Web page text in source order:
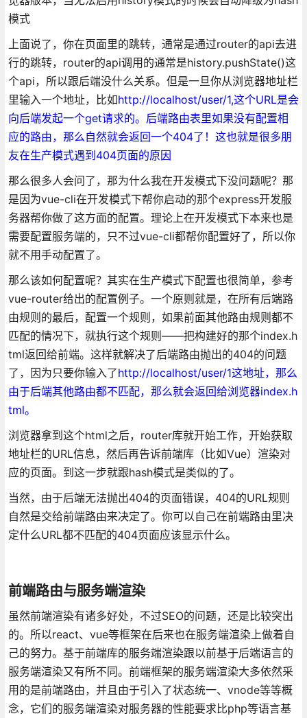
模式
上面说了，你在页面里的跳转，通常是通过router的api去进
行的跳转，router的api调用的通常是history.pushState()这
个api，所以跟后端没什么关系。但是一旦你从浏览器地址栏
里输入一个地址，比如http://localhost/user/1,这个URL是会
向后端发起一个get请求的。后端路由表里如果没有配置相
应的路由，那么自然就会返回一个404了！这也就是很多朋
友在生产模式遇到404页面的原因
那么很多人会问了，那为什么我在开发模式下没问题呢？那
是因为vue-cli在开发模式下帮你启动的那个express开发服
务器帮你做了这方面的配置。理论上在开发模式下本来也是
需要配置服务端的，只不过vue-cli都帮你配置好了，所以你
就不用手动配置了。
那么该如何配置呢？其实在生产模式下配置也很简单，参考
vue-router给出的配置例子。一个原则就是，在所有后端路
由规则的最后，配置一个规则，如果前面其他路由规则都不
匹配的情况下，就执行这个规则——把构建好的那个index.h
tml返回给前端。这样就解决了后端路由抛出的404的问题
了，因为只要你输入了http://localhost/user/1这地址，那么
由于后端其他路由都不匹配，那么就会返回给浏览器index.h
tml。
浏览器拿到这个html之后，router库就开始工作，开始获取
地址栏的URL信息，然后再告诉前端库（比如Vue）渲染对
应的页面。到这一步就跟hash模式是类似的了。
当然，由于后端无法抛出404的页面错误，404的URL规则
自然是交给前端路由来决定了。你可以自己在前端路由里决
定什么URL都不匹配的404页面应该显示什么。
前端路由与服务端渲染
虽然前端渲染有诸多好处，不过SEO的问题，还是比较突出
的。所以react、vue等框架在后来也在服务端渲染上做着自
己的努力。基于前端库的服务端渲染跟以前基于后端语言的
服务端渲染又有所不同。前端框架的服务端渲染大多依然采
用的是前端路由，并且由于引入了状态统一、vnode等等概
念，它们的服务端渲染对服务器的性能要求比php等语言基